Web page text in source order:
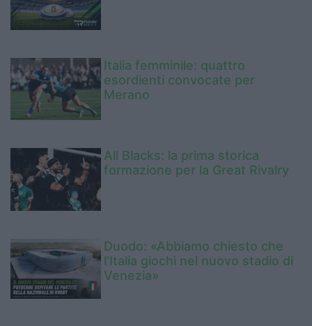
Italia femminile: quattro
esordienti convocate per
Merano
All Blacks: la prima storica
formazione per la Great Rivalry
Duodo: «Abbiamo chiesto che
l’Italia giochi nel nuovo stadio di
Venezia»